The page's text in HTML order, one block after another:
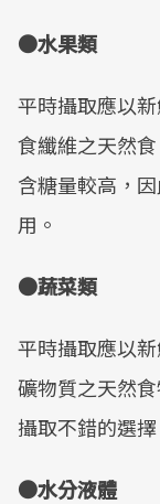
●水果類
平時攝取應以
食纖維之天然
含糖量較高，
用。
●蔬菜類
平時攝取應以
礦物質之天然
攝取不錯的選擇
●水分液體